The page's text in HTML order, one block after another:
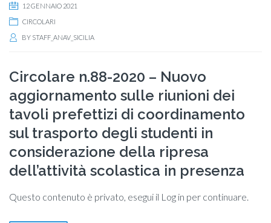
12 GENNAIO 2021
CIRCOLARI
BY STAFF_ANAV_SICILIA
Circolare n.88-2020 – Nuovo
aggiornamento sulle riunioni dei
tavoli prefettizi di coordinamento
sul trasporto degli studenti in
considerazione della ripresa
dell’attività scolastica in presenza
Questo contenuto è privato, esegui il Log in per continuare.